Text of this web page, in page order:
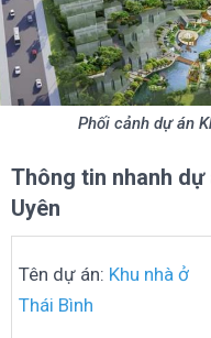
Phối cảnh dự án
Thông tin nhanh dự
Uyên
Tên dự án: Khu nhà ở
Thái Bình